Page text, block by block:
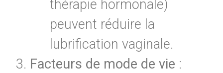
thérapie hormonale)
peuvent réduire la
lubrification vaginale.
Facteurs de mode de vie :